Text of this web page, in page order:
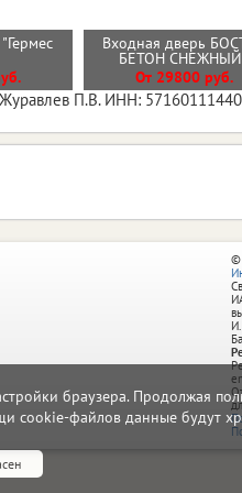
браузера. Продолжая
cookie-файлов данные будут
Входная дверь
БЕТОН СНЕЖНЫЙ
От 29800 руб.
П.В. ИНН:
©